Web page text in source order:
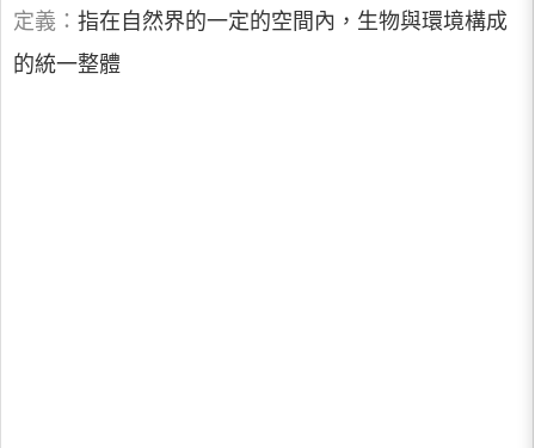
定義： 指在自然界的一定的空間內，生物與環境構成
的統一整體